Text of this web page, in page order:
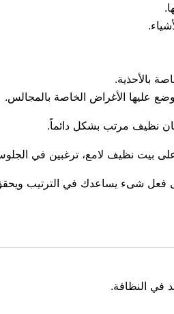
بالأحذية.
عليها الأغراض الخاصة بالمجالس.
نظيف مرتب بشكل دائماً.
بيت نظيف لامع، ترغبين في
فعل شىء يساعدك في الترتيب
في النظافة.